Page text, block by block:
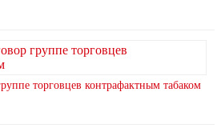
торговцев контрафактным табаком